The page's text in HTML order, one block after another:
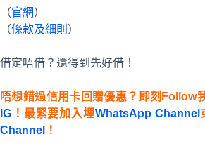
（官網）
（條款及細則 ）
借定唔借？還得到先好借！
唔想錯過信用卡回贈優惠？即刻Follow
IG ！最緊要加入埋WhatsApp Channel
Channel
！